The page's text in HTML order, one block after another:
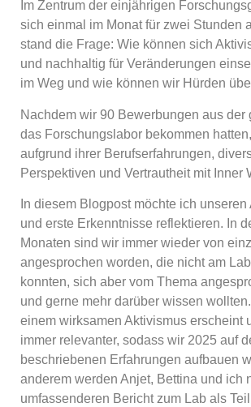
Im Zentrum der einjährigen
sich einmal im Monat für zwei Stunden
stand die Frage: Wie können sich
und nachhaltig für Veränderungen
im Weg und wie können wir Hürden
Nachdem wir 90 Bewerbungen aus der
das Forschungslabor bekommen
aufgrund ihrer Berufserfahrungen,
Perspektiven und Vertrautheit mit Inner
In diesem Blogpost möchte ich
und erste Erkenntnisse reflektieren. In
Monaten sind wir immer wieder von
angesprochen worden, die nicht am
konnten, sich aber vom Thema
und gerne mehr darüber wissen
einem wirksamen Aktivismus erscheint
immer relevanter, sodass wir 2025 auf
beschriebenen Erfahrungen aufbauen
anderem werden Anjet, Bettina und ich
umfassenderen Bericht zum Lab als